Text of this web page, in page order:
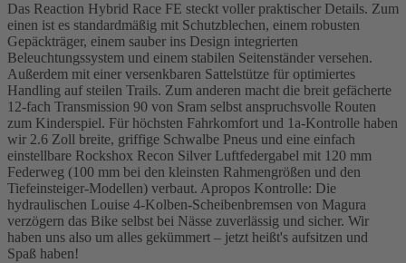
Das Reaction Hybrid Race FE steckt voller praktischer Details. Zum
einen ist es standardmäßig mit Schutzblechen, einem robusten
Gepäckträger, einem sauber ins Design integrierten
Beleuchtungssystem und einem stabilen Seitenständer versehen.
Außerdem mit einer versenkbaren Sattelstütze für optimiertes
Handling auf steilen Trails. Zum anderen macht die breit gefächerte
12-fach Transmission 90 von Sram selbst anspruchsvolle Routen
zum Kinderspiel. Für höchsten Fahrkomfort und 1a-Kontrolle haben
wir 2.6 Zoll breite, griffige Schwalbe Pneus und eine einfach
einstellbare Rockshox Recon Silver Luftfedergabel mit 120 mm
Federweg (100 mm bei den kleinsten Rahmengrößen und den
Tiefeinsteiger-Modellen) verbaut. Apropos Kontrolle: Die
hydraulischen Louise 4-Kolben-Scheibenbremsen von Magura
verzögern das Bike selbst bei Nässe zuverlässig und sicher. Wir
haben uns also um alles gekümmert – jetzt heißt's aufsitzen und
Spaß haben!